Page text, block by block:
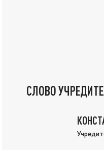
СЛОВО